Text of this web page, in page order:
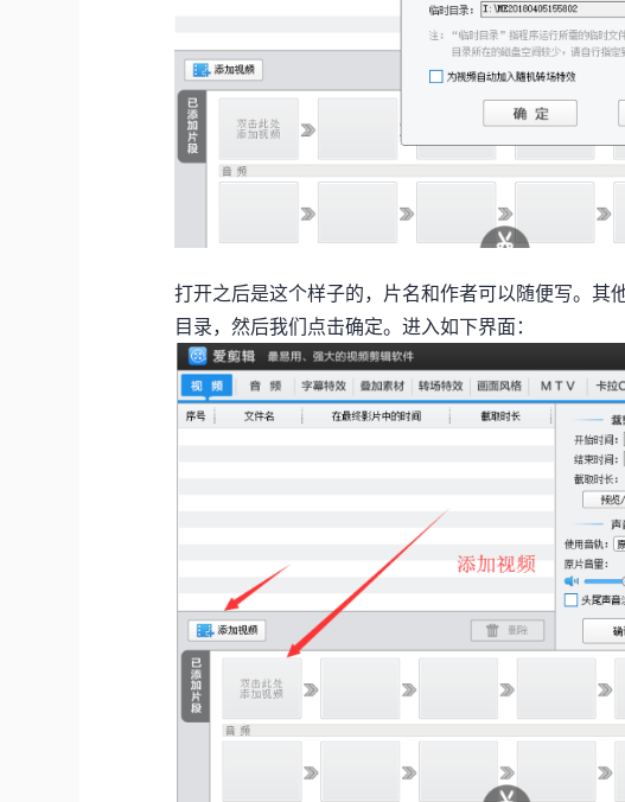
打开之后是这个样子的，片名和作者可以随便写。其
目录，然后我们点击确定。进入如下界面：